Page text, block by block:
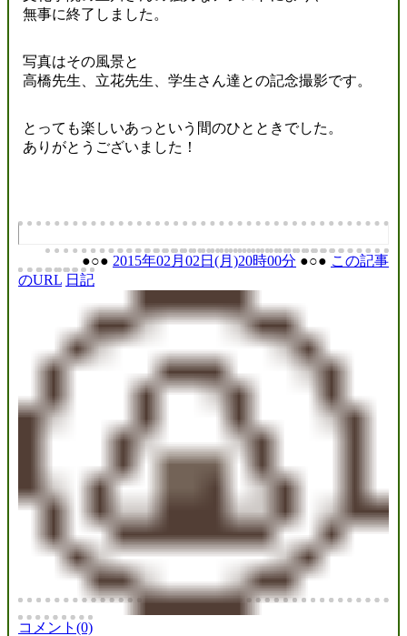
無事に終了しました。
写真はその風景と
高橋先生、立花先生、学生さん達との記念撮影です。
とっても楽しいあっという間のひとときでした。
ありがとうございました！
●○● 2015年02月02日(月)20時00分 ●○● この記事
のURL 日記
コメント(0)